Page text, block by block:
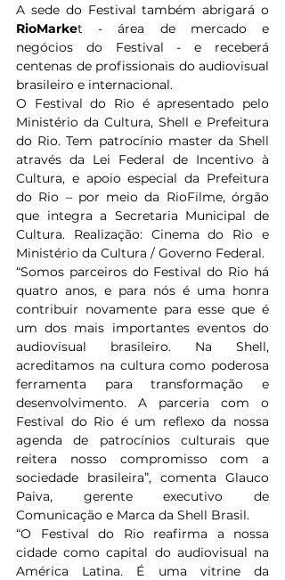
RioMarket - área de mercado e
negócios do Festival - e receberá
centenas de profissionais do audiovisual
brasileiro e internacional.
O Festival do Rio é apresentado pelo
Ministério da Cultura, Shell e Prefeitura
do Rio. Tem patrocínio master da Shell
através da Lei Federal de Incentivo à
Cultura, e apoio especial da Prefeitura
do Rio – por meio da RioFilme, órgão
que integra a Secretaria Municipal de
Cultura. Realização: Cinema do Rio e
Ministério da Cultura / Governo Federal.
“Somos parceiros do Festival do Rio há
quatro anos, e para nós é uma honra
contribuir novamente para esse que é
um dos mais importantes eventos do
audiovisual brasileiro. Na Shell,
acreditamos na cultura como poderosa
ferramenta para transformação e
desenvolvimento. A parceria com o
Festival do Rio é um reflexo da nossa
agenda de patrocínios culturais que
reitera nosso compromisso com a
sociedade brasileira”, comenta Glauco
Paiva, gerente executivo de
Comunicação e Marca da Shell Brasil.
“O Festival do Rio reafirma a nossa
cidade como capital do audiovisual na
América Latina. É uma vitrine da